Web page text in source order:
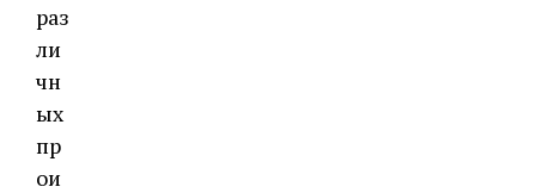
раз
ли
чн
ых
пр
ои